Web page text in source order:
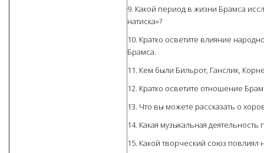
9. Какой период в жизни Брамса
натиска»?
10. Кратко осветите влияние
Брамса.
11. Кем были Бильрот, Ганслик,
12. Кратко осветите отношение
13. Что вы можете рассказать о
14. Какая музыкальная
15. Какой творческий союз